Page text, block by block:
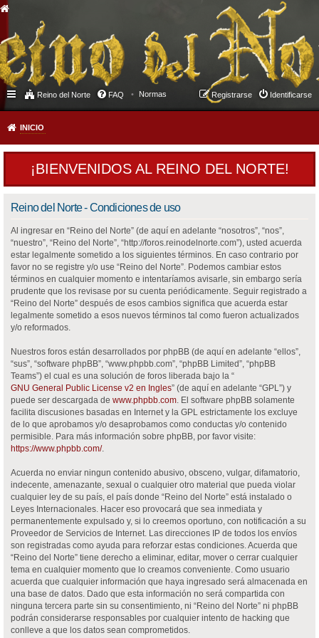
Reino del Norte FAQ Normas Identificarse
Registrarse
INICIO
¡BIENVENIDOS AL REINO DEL NORTE!
Reino del Norte - Condiciones de uso
Al ingresar en “Reino del Norte” (de aquí en adelante “nosotros”, “nos”,
“nuestro”, “Reino del Norte”, “http://foros.reinodelnorte.com”), usted acuerda
estar legalmente sometido a los siguientes términos. En caso contrario por
favor no se registre y/o use “Reino del Norte”. Podemos cambiar estos
términos en cualquier momento e intentaríamos avisarle, sin embargo sería
prudente que los revisase por su cuenta periódicamente. Seguir registrado a
“Reino del Norte” después de esos cambios significa que acuerda estar
legalmente sometido a esos nuevos términos tal como fueron actualizados
y/o reformados.
Nuestros foros están desarrollados por phpBB (de aquí en adelante “ellos”,
“sus”, “software phpBB”, “www.phpbb.com”, “phpBB Limited”, “phpBB
Teams”) el cual es una solución de foros liberada bajo la “
GNU General Public License v2 en Ingles” (de aquí en adelante “GPL”) y
puede ser descargada de www.phpbb.com. El software phpBB solamente
facilita discusiones basadas en Internet y la GPL estrictamente los excluye
de lo que aprobamos y/o desaprobamos como conductas y/o contenido
permisible. Para más información sobre phpBB, por favor visite:
https://www.phpbb.com/.
Acuerda no enviar ningun contenido abusivo, obsceno, vulgar, difamatorio,
indecente, amenazante, sexual o cualquier otro material que pueda violar
cualquier ley de su país, el país donde “Reino del Norte” está instalado o
Leyes Internacionales. Hacer eso provocará que sea inmediata y
permanentemente expulsado y, si lo creemos oportuno, con notificación a su
Proveedor de Servicios de Internet. Las direcciones IP de todos los envíos
son registradas como ayuda para reforzar estas condiciones. Acuerda que
“Reino del Norte” tiene derecho a eliminar, editar, mover o cerrar cualquier
tema en cualquier momento que lo creamos conveniente. Como usuario
acuerda que cualquier información que haya ingresado será almacenada en
una base de datos. Dado que esta información no será compartida con
ninguna tercera parte sin su consentimiento, ni “Reino del Norte” ni phpBB
podrán considerarse responsables por cualquier intento de hacking que
conlleve a que los datos sean comprometidos.